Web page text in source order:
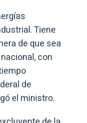
Tiene
de que sea
con
de
el ministro.